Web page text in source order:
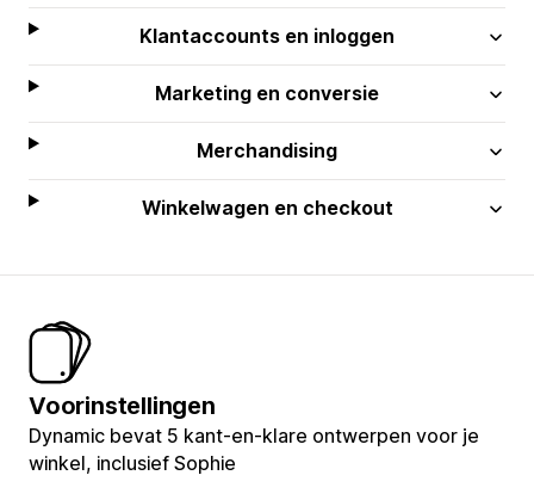
Klantaccounts en inloggen
Marketing en conversie
Merchandising
Winkelwagen en checkout
Voorinstellingen
Dynamic bevat 5 kant-en-klare ontwerpen voor je
winkel, inclusief Sophie